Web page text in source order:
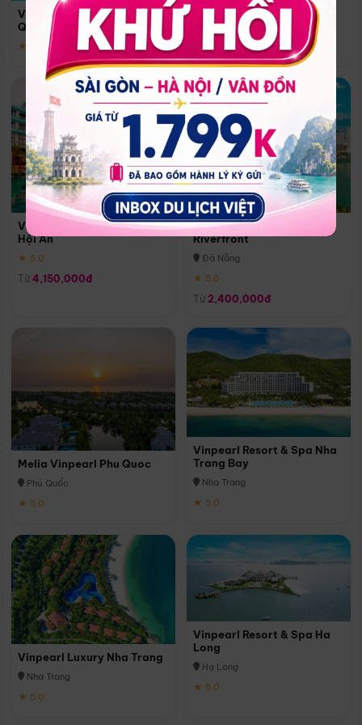
Vinpearl Resort & Spa Phu
Quoc
★ 5.0
Quoc
Phú Quốc
★ 5.0
Vinpearl Resort & Golf Nam
Hội An
★ 5.0
Từ 4,150,000đ
Melia Vinpearl Danang
Riverfront
Đà Nẵng
★ 5.0
Từ 2,400,000đ
Melia Vinpearl Phu Quoc
Phú Quốc
★ 5.0
Vinpearl Resort & Spa Nha
Trang Bay
Nha Trang
★ 5.0
Vinpearl Luxury Nha Trang
Nha Trang
★ 5.0
Vinpearl Resort & Spa Ha
Long
Hạ Long
★ 5.0